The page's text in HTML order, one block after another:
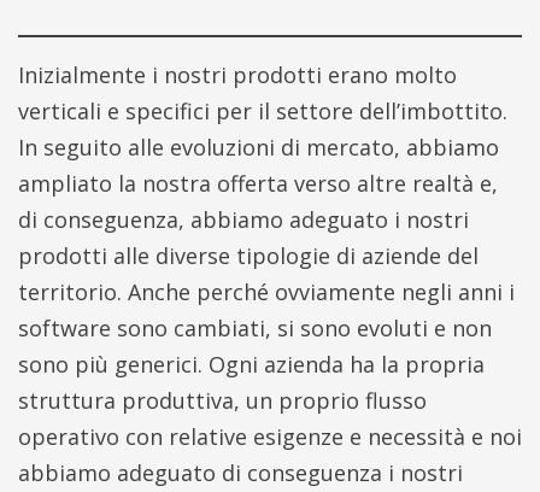
Inizialmente i nostri prodotti erano molto
verticali e specifici per il settore dell’imbottito.
In seguito alle evoluzioni di mercato, abbiamo
ampliato la nostra offerta verso altre realtà e,
di conseguenza, abbiamo adeguato i nostri
prodotti alle diverse tipologie di aziende del
territorio. Anche perché ovviamente negli anni i
software sono cambiati, si sono evoluti e non
sono più generici. Ogni azienda ha la propria
struttura produttiva, un proprio flusso
operativo con relative esigenze e necessità e noi
abbiamo adeguato di conseguenza i nostri